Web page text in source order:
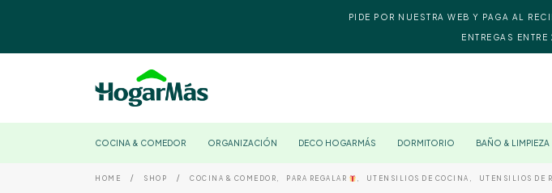
PIDE POR NUESTRA WEB Y PAGA AL
ENTREGAS
COCINA & COMEDOR ORGANIZACIÓN DECO HOGARMÁS DORMITORIO BAÑO & LIMPIEZA
HOME SHOP COCINA & COMEDOR , PARA REGALAR , UTENSILIOS DE COCINA , UTENSILIOS DE